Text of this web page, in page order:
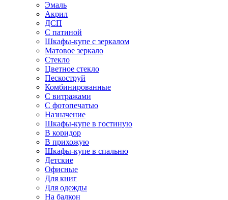
Эмаль
Акрил
ДСП
С патиной
Шкафы-купе с зеркалом
Матовое зеркало
Стекло
Цветное стекло
Пескоструй
Комбинированные
С витражами
С фотопечатью
Назначение
Шкафы-купе в гостиную
В коридор
В прихожую
Шкафы-купе в спальню
Детские
Офисные
Для книг
Для одежды
На балкон